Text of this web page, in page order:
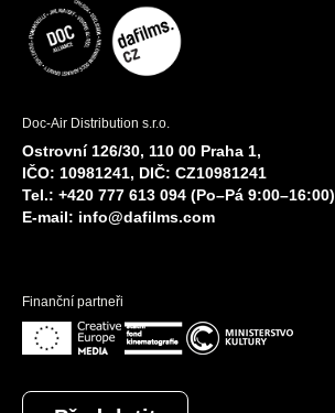
Doc-Air Distribution s.r.o.
Ostrovní 126/30, 110 00 Praha 1,
IČO: 10981241, DIČ: CZ10981241
Tel.: +420 777 613 094 (Po–Pá 9:00–16:00)
E-mail: info@dafilms.com
Finanční partneři